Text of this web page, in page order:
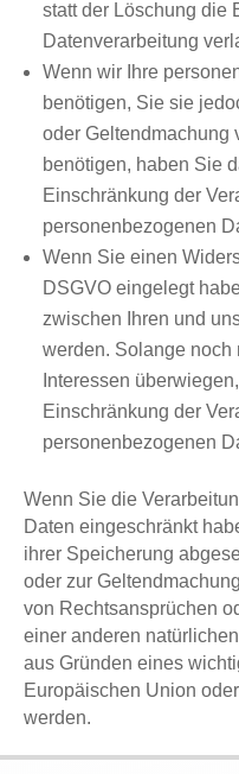
statt der Löschung die
Datenverarbeitung
Wenn wir Ihre
benötigen, Sie sie
oder Geltendmachung
benötigen, haben Sie
Einschränkung der
personenbezogenen
Wenn Sie einen
DSGVO eingelegt
zwischen Ihren und
werden. Solange noch
Interessen
Einschränkung der
personenbezogenen
Wenn Sie die
Daten eingeschränkt
ihrer Speicherung
oder zur
von Rechtsansprüchen
einer anderen
aus Gründen eines
Europäischen Union
werden.